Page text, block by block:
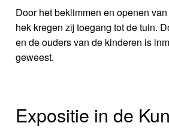
Door het beklimmen en openen
hek kregen zij toegang tot de tuin.
en de ouders van de kinderen is
geweest.
Expositie in de